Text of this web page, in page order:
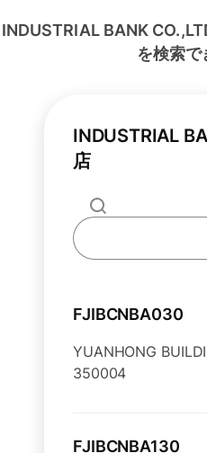
INDUSTRIAL BANK
を検索で
INDUSTRIAL
店
FJIBCNBA030
YUANHONG
350004
FJIBCNBA130